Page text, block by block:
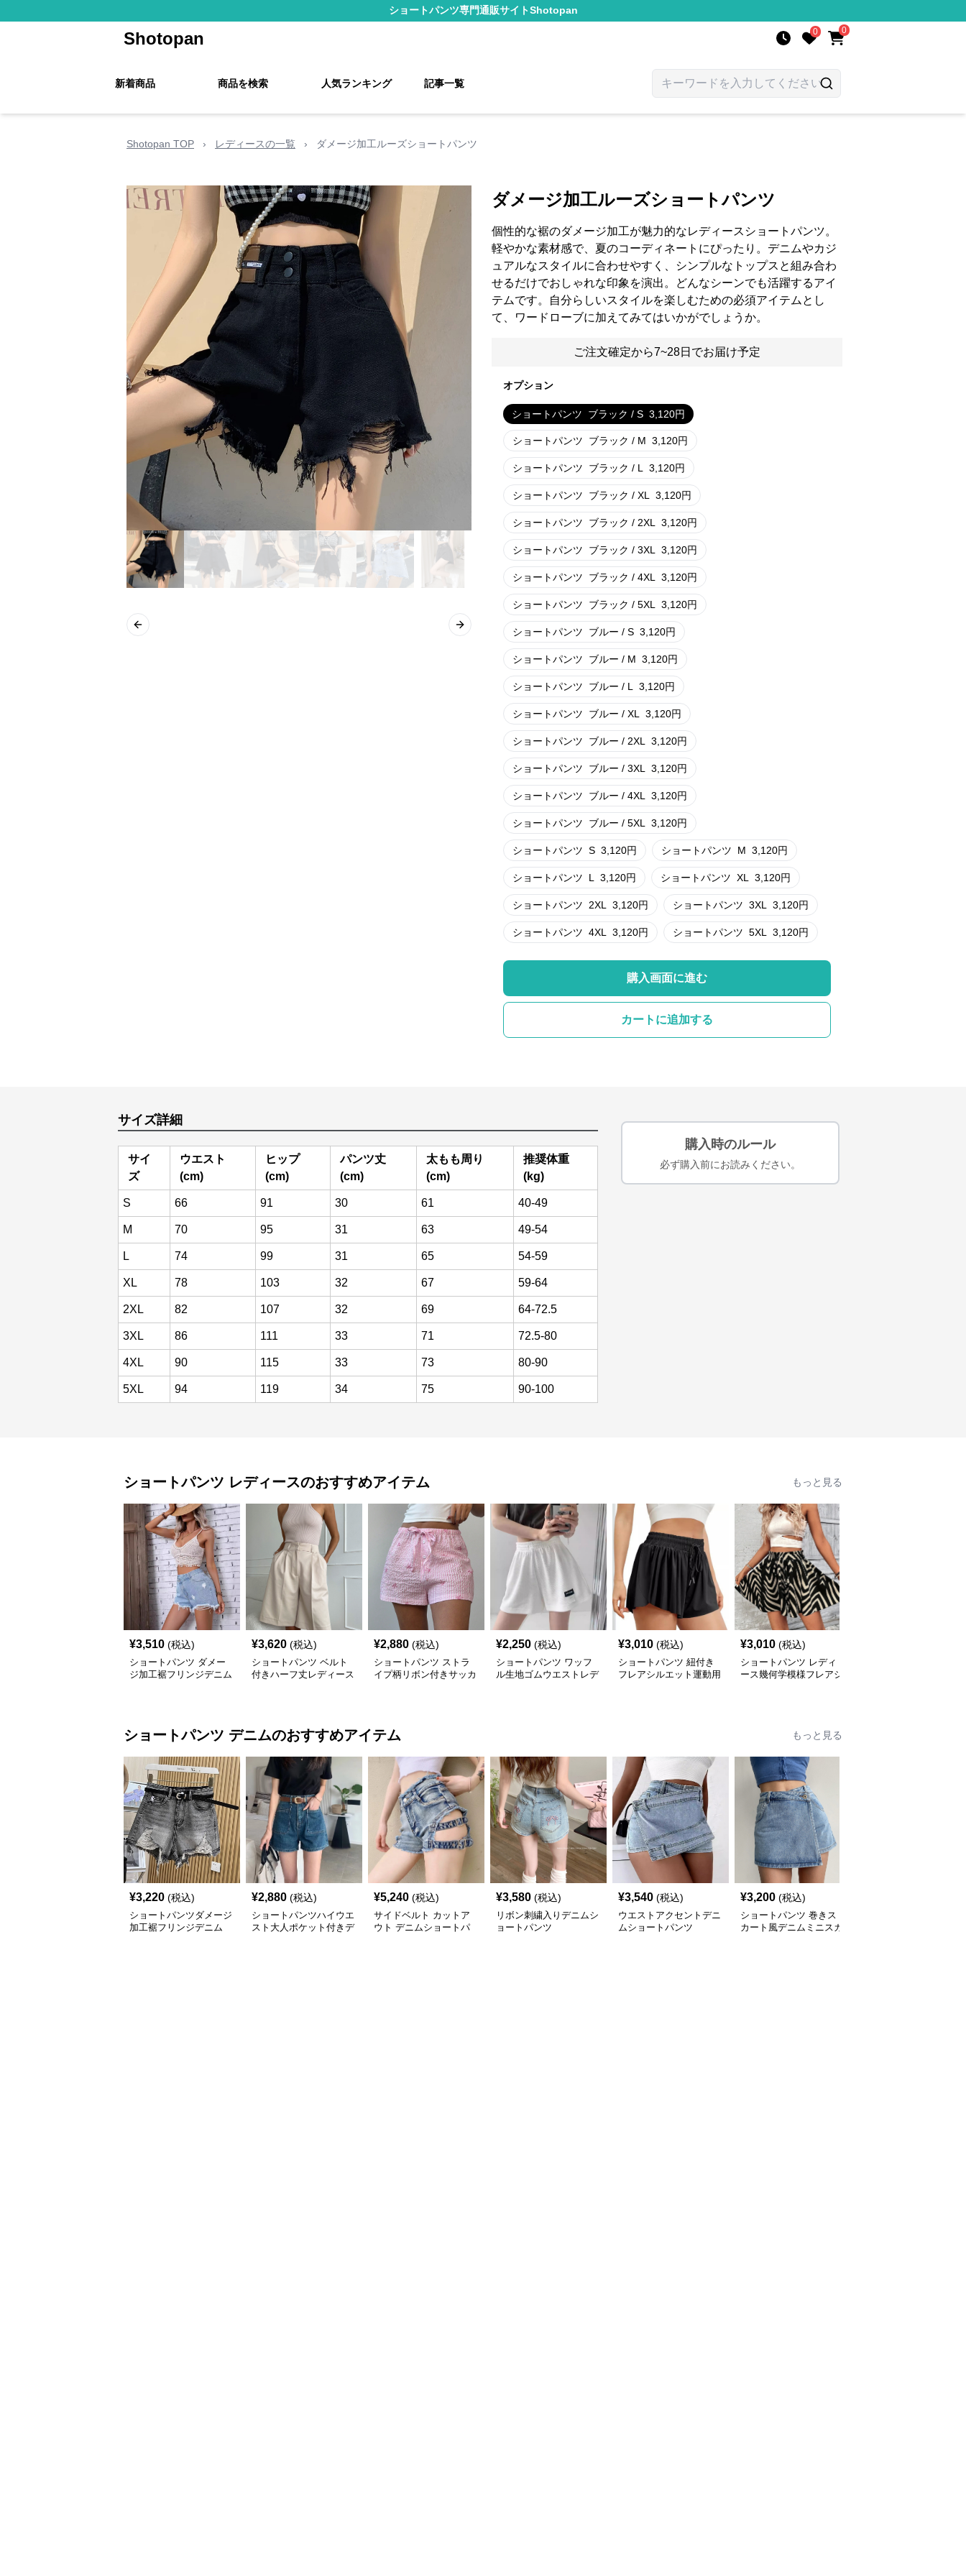
ショートパンツ専門通販サイトShotopan
Shotopan 0 0
新着商品 商品を検索 人気ランキング 記事一覧
Shotopan TOP › レディースの一覧 › ダメージ加工ルーズショートパンツ
Previous slide Next slide
ダメージ加工ルーズショートパンツ
個性的な裾のダメージ加工が魅力的なレディースショートパンツ。
軽やかな素材感で、夏のコーディネートにぴったり。デニムやカジ
ュアルなスタイルに合わせやすく、シンプルなトップスと組み合わ
せるだけでおしゃれな印象を演出。どんなシーンでも活躍するアイ
テムです。自分らしいスタイルを楽しむための必須アイテムとし
て、ワードローブに加えてみてはいかがでしょうか。
ご注文確定から7~28日でお届け予定
オプション
ショートパンツ ブラック / S 3,120円
ショートパンツ ブラック / M 3,120円
ショートパンツ ブラック / L 3,120円
ショートパンツ ブラック / XL 3,120円
ショートパンツ ブラック / 2XL 3,120円
ショートパンツ ブラック / 3XL 3,120円
ショートパンツ ブラック / 4XL 3,120円
ショートパンツ ブラック / 5XL 3,120円
ショートパンツ ブルー / S 3,120円
ショートパンツ ブルー / M 3,120円
ショートパンツ ブルー / L 3,120円
ショートパンツ ブルー / XL 3,120円
ショートパンツ ブルー / 2XL 3,120円
ショートパンツ ブルー / 3XL 3,120円
ショートパンツ ブルー / 4XL 3,120円
ショートパンツ ブルー / 5XL 3,120円
ショートパンツ S 3,120円 ショートパンツ M 3,120円
ショートパンツ L 3,120円 ショートパンツ XL 3,120円
ショートパンツ 2XL 3,120円 ショートパンツ 3XL 3,120円
ショートパンツ 4XL 3,120円 ショートパンツ 5XL 3,120円
購入画面に進む
カートに追加する
サイズ詳細
サイ
ズ
ウエスト
(cm)
ヒップ
(cm)
パンツ丈
(cm)
太もも周り
(cm)
推奨体重
(kg)
S 66 91 30 61 40-49
M 70 95 31 63 49-54
L 74 99 31 65 54-59
XL 78 103 32 67 59-64
2XL 82 107 32 69 64-72.5
3XL 86 111 33 71 72.5-80
4XL 90 115 33 73 80-90
5XL 94 119 34 75 90-100
購入時のルール
必ず購入前にお読みください。
ショートパンツ レディースのおすすめアイテム もっと見る
¥3,510 (税込)
ショートパンツ ダメー
ジ加工裾フリンジデニム
¥3,620 (税込)
ショートパンツ ベルト
付きハーフ丈レディース
¥2,880 (税込)
ショートパンツ ストラ
イプ柄リボン付きサッカ
¥2,250 (税込)
ショートパンツ ワッフ
ル生地ゴムウエストレデ
¥3,010 (税込)
ショートパンツ 紐付き
フレアシルエット運動用
¥3,010 (税込)
ショートパンツ レディ
ース幾何学模様フレアシ
ショートパンツ デニムのおすすめアイテム もっと見る
¥3,220 (税込)
ショートパンツダメージ
加工裾フリンジデニム
¥2,880 (税込)
ショートパンツハイウエ
スト大人ポケット付きデ
¥5,240 (税込)
サイドベルト カットア
ウト デニムショートパ
¥3,580 (税込)
リボン刺繍入りデニムシ
ョートパンツ
¥3,540 (税込)
ウエストアクセントデニ
ムショートパンツ
¥3,200 (税込)
ショートパンツ 巻きス
カート風デニムミニスカ